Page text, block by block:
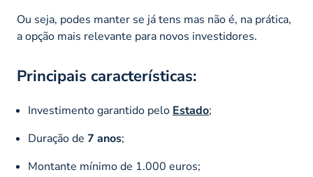
Ou seja, podes manter se já tens mas não é, na prática,
a opção mais relevante para novos investidores.
Principais características:
Investimento garantido pelo Estado;
Duração de 7 anos;
Montante mínimo de 1.000 euros;